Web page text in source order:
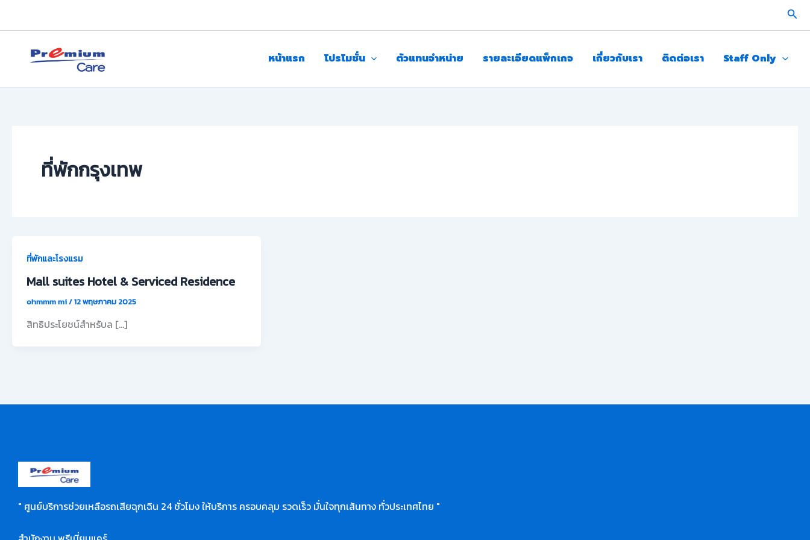
หน้าแรก โปรโมชั่น ตัวแทนจำหน่าย รายละเอียดแพ็กเกจ เกี่ยวกับเรา ติดต่อเรา Staff Only
ที่พักกรุงเทพ
ที่พักและโรงแรม
Mall suites Hotel & Serviced Residence
ohmmm mi/12 พฤษภาคม 2025
สิทธิประโยชน์สำหรับล […]
" ศูนย์บริการช่วยเหลือรถเสียฉุกเฉิน 24 ชั่วโมง ให้บริการ ครอบคลุม รวดเร็ว มั่นใจทุกเส้นทาง ทั่วประเทศไทย "